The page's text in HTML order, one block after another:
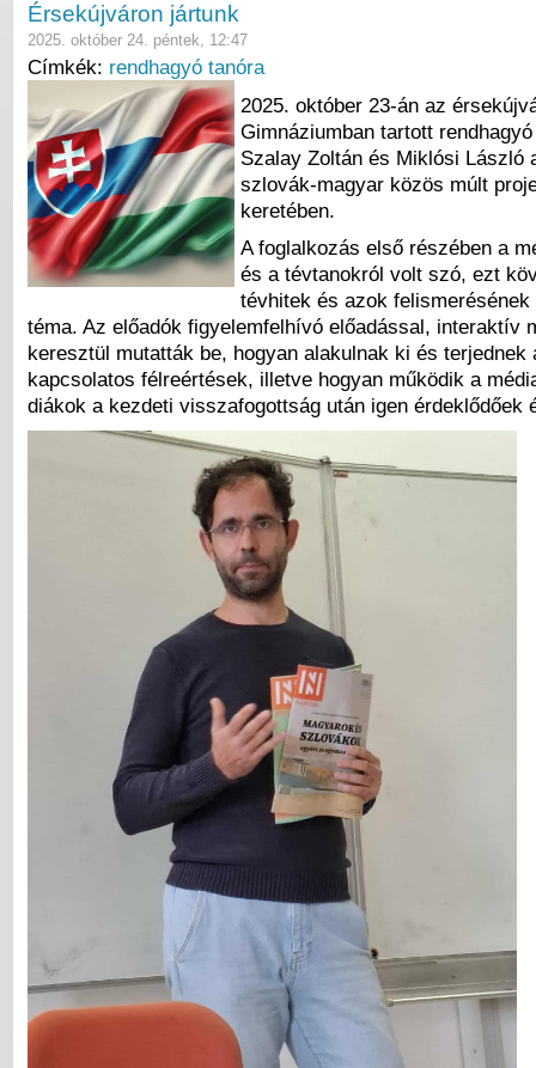
Érsekújváron jártunk
2025. október 24. péntek, 12:47
Címkék: rendhagyó tanóra
2025. október 23-án az
Gimnáziumban tartott
Szalay Zoltán és Miklósi László
szlovák-magyar közös múlt
keretében.
A foglalkozás első részében a
és a tévtanokról volt szó, ezt
tévhitek és azok felismerésének
téma. Az előadók figyelemfelhívó előadással, interaktív
keresztül mutatták be, hogyan alakulnak ki és terjednek
kapcsolatos félreértések, illetve hogyan működik a
diákok a kezdeti visszafogottság után igen